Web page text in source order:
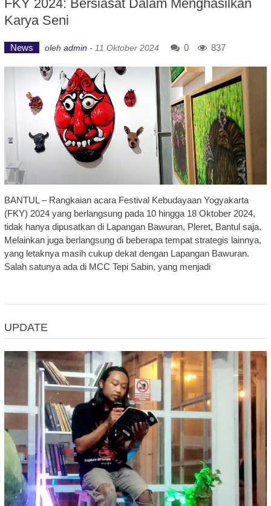
FKY 2024: Bersiasat Dalam Menghasilkan
Karya Seni
News oleh admin - 11 Oktober 2024 0 837
BANTUL – Rangkaian acara Festival Kebudayaan Yogyakarta
(FKY) 2024 yang berlangsung pada 10 hingga 18 Oktober 2024,
tidak hanya dipusatkan di Lapangan Bawuran, Pleret, Bantul saja.
Melainkan juga berlangsung di beberapa tempat strategis lainnya,
yang letaknya masih cukup dekat dengan Lapangan Bawuran.
Salah satunya ada di MCC Tepi Sabin, yang menjadi
UPDATE